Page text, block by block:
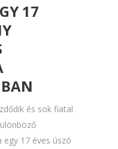
17
és sok fiatal
egy 17 éves úszó